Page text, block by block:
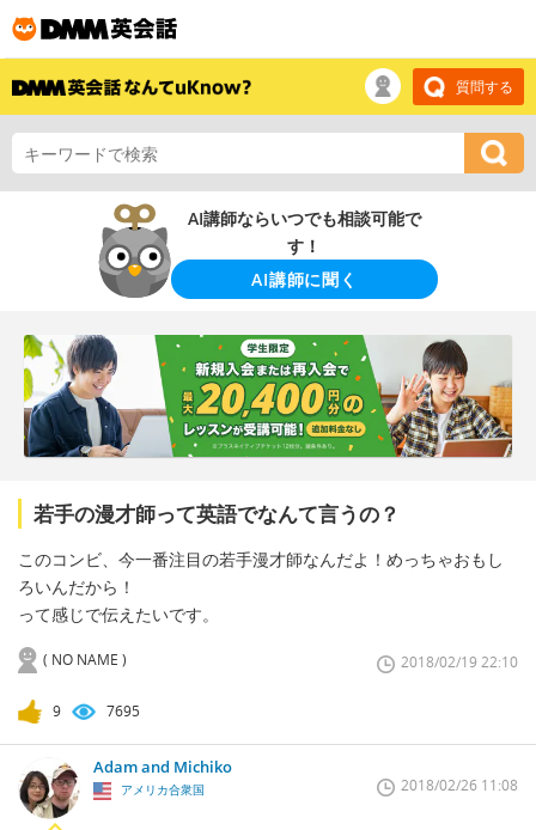
質問する
AI講師ならいつでも相談可能で
す！
AI講師に聞く
若手の漫才師って英語でなんて言うの？
このコンビ、今一番注目の若手漫才師なんだよ！めっちゃおもし
ろいんだから！
って感じで伝えたいです。
( NO NAME ) 2018/02/19 22:10
9 7695
Adam and Michiko
アメリカ合衆国 2018/02/26 11:08